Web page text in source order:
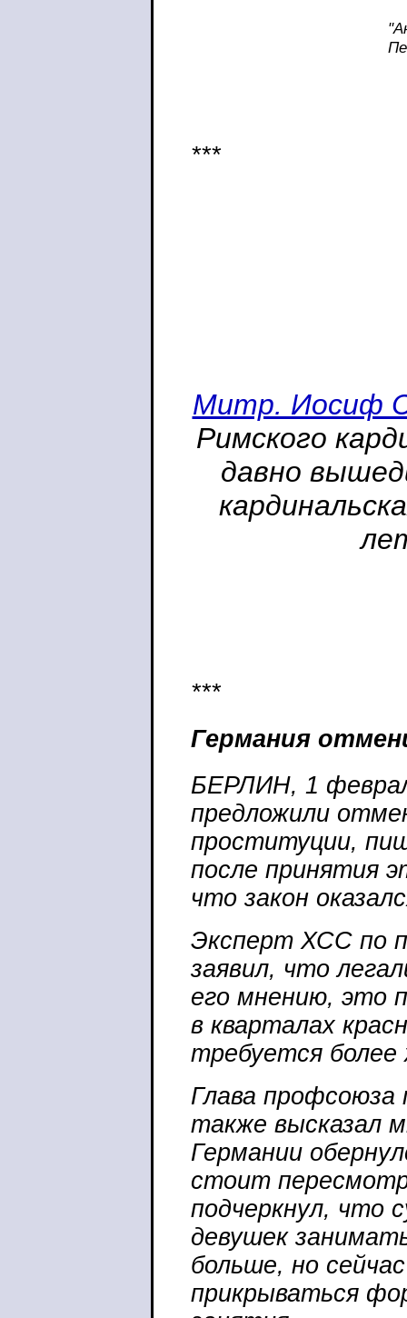
***
Митр. Иосиф
Римского
давно
***
Германия
БЕРЛИН, 1
предложили
проституции,
после принятия
что закон
Эксперт ХСС по
заявил, что
его мнению, это
в кварталах
требуется
Глава профсоюза
также высказал
Германии
стоит
подчеркнул, что
девушек
больше, но
прикрываться